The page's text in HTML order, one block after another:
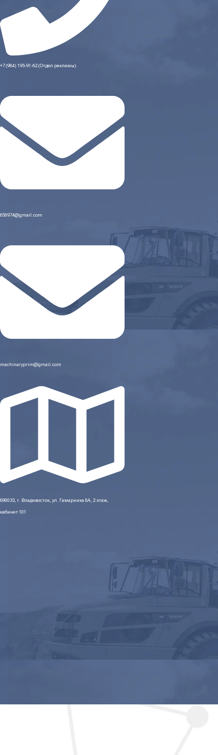
+7 (984) 195-91-62 (Отдел рекламы)
650974@gmail.com
machinaryprim@gmail.com
690033, г. Владивосток, ул. Гамарника 8А, 2 этаж,
кабинет 101